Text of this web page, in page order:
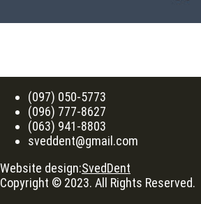
(097) 050-5773
(096) 777-8627
(063) 941-8803
sveddent@gmail.com
Website design:SvedDent
Copyright © 2023. All Rights Reserved.